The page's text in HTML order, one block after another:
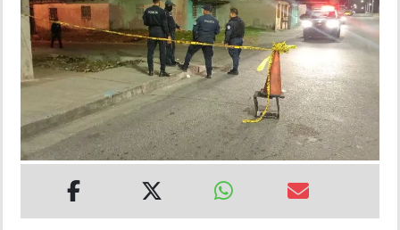
MUNDO
INSÓLITAS
MULTIMEDIA